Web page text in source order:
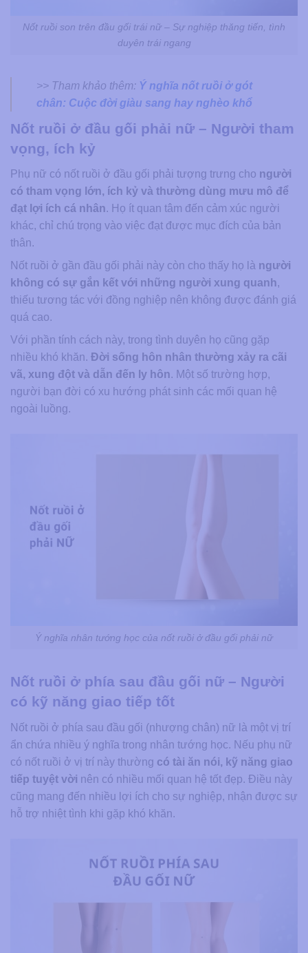
Nốt ruồi son trên đầu gối trái nữ – Sự nghiệp thăng tiến, tình
duyên trái ngang
>> Tham khảo thêm: Ý nghĩa nốt ruồi ở gót
chân: Cuộc đời giàu sang hay nghèo khổ
Nốt ruồi ở đầu gối phải nữ – Người tham
vọng, ích kỷ
Phụ nữ có nốt ruồi ở đầu gối phải tượng trưng cho người
có tham vọng lớn, ích kỷ và thường dùng mưu mô để
đạt lợi ích cá nhân. Họ ít quan tâm đến cảm xúc người
khác, chỉ chú trọng vào việc đạt được mục đích của bản
thân.
Nốt ruồi ở gần đầu gối phải này còn cho thấy họ là người
không có sự gắn kết với những người xung quanh,
thiếu tương tác với đồng nghiệp nên không được đánh giá
quá cao.
Với phần tính cách này, trong tình duyên họ cũng gặp
nhiều khó khăn. Đời sống hôn nhân thường xảy ra cãi
vã, xung đột và dẫn đến ly hôn. Một số trường hợp,
người bạn đời có xu hướng phát sinh các mối quan hệ
ngoài luồng.
Ý nghĩa nhân tướng học của nốt ruồi ở đầu gối phải nữ
Nốt ruồi ở phía sau đầu gối nữ – Người
có kỹ năng giao tiếp tốt
Nốt ruồi ở phía sau đầu gối (nhượng chân) nữ là một vị trí
ẩn chứa nhiều ý nghĩa trong nhân tướng học. Nếu phụ nữ
có nốt ruồi ở vị trí này thường có tài ăn nói, kỹ năng giao
tiếp tuyệt vời nên có nhiều mối quan hệ tốt đẹp. Điều này
cũng mang đến nhiều lợi ích cho sự nghiệp, nhận được sự
hỗ trợ nhiệt tình khi gặp khó khăn.